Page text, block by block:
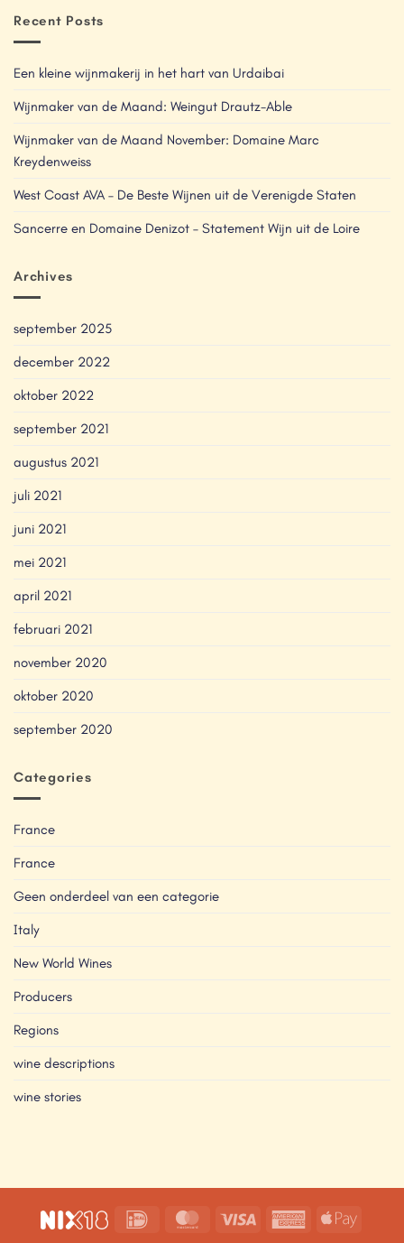
Recent Posts
Een kleine wijnmakerij in het hart van Urdaibai
Wijnmaker van de Maand: Weingut Drautz-Able
Wijnmaker van de Maand November: Domaine Marc
Kreydenweiss
West Coast AVA – De Beste Wijnen uit de Verenigde Staten
Sancerre en Domaine Denizot – Statement Wijn uit de Loire
Archives
september 2025
december 2022
oktober 2022
september 2021
augustus 2021
juli 2021
juni 2021
mei 2021
april 2021
februari 2021
november 2020
oktober 2020
september 2020
Categories
France
France
Geen onderdeel van een categorie
Italy
New World Wines
Producers
Regions
wine descriptions
wine stories
IDeal MasterCardVisa
AmericanApple